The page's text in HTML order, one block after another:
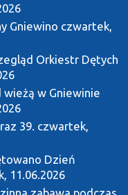
Gniewino czwartek,
Orkiestr Dętych
wieżą w Gniewinie
39. czwartek,
Dzień
11.06.2026